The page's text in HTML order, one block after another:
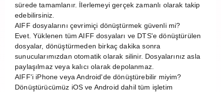
sürede tamamlanır. İlerlemeyi gerçek zamanlı olarak takip
edebilirsiniz.
AIFF dosyalarını çevrimiçi dönüştürmek güvenli mi?
Evet. Yüklenen tüm AIFF dosyaları ve DTS'e dönüştürülen
dosyalar, dönüştürmeden birkaç dakika sonra
sunucularımızdan otomatik olarak silinir. Dosyalarınız asla
paylaşılmaz veya kalıcı olarak depolanmaz.
AIFF'i iPhone veya Android'de dönüştürebilir miyim?
Dönüştürücümüz iOS ve Android dahil tüm işletim